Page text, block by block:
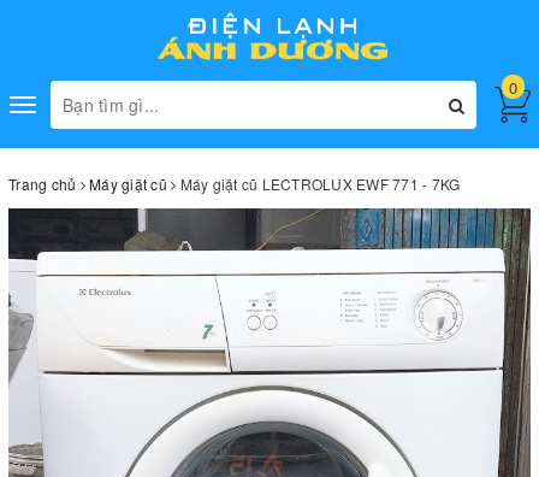
Toggle
navigation
0
Trang chủ Máy giặt cũ Máy giặt cũ LECTROLUX EWF 771 - 7KG